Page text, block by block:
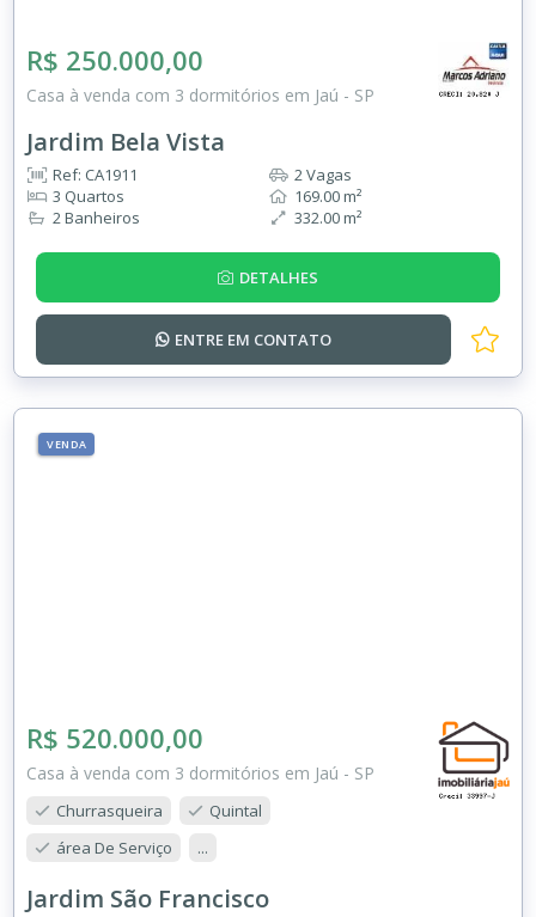
R$ 250.000,00
Casa à venda com 3 dormitórios em Jaú - SP
Jardim Bela Vista
Ref: CA1911
3 Quartos
2 Banheiros
2 Vagas
169.00 m²
332.00 m²
DETALHES
ENTRE EM CONTATO
VENDA
R$ 520.000,00
Casa à venda com 3 dormitórios em Jaú - SP
Churrasqueira
Quintal
área De Serviço
...
Jardim São Francisco